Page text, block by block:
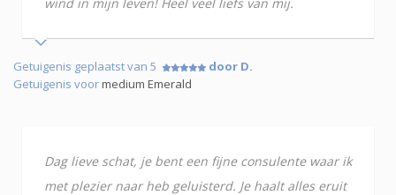
Getuigenis geplaatst van 5
door D.
Getuigenis voormedium Emerald
Dag lieve schat, je bent een fijne consulente waar ik
met plezier naar heb geluisterd. Je haalt alles eruit